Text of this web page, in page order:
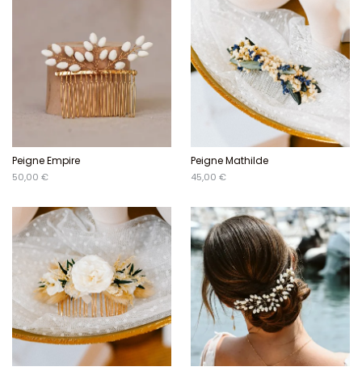
Peigne Empire
50,00 €
Peigne Mathilde
45,00 €